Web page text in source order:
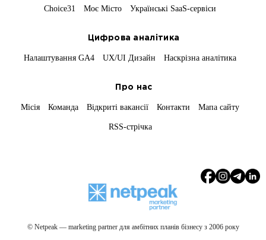
Choice31 Моє Місто Українські SaaS-сервіси
Цифрова аналітика
Налаштування GA4 UX/UI Дизайн Наскрізна аналітика
Про нас
Місія Команда Відкриті вакансії Контакти Мапа сайту
RSS-стрічка
© Netpeak — marketing partner для амбітних планів бізнесу з 2006 року